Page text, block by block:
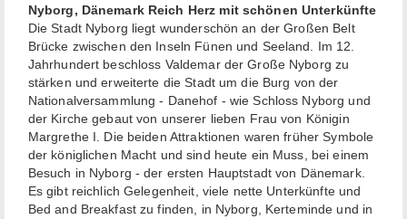
Nyborg, Dänemark Reich Herz mit schönen Unterkünfte
Die Stadt Nyborg liegt wunderschön an der Großen Belt
Brücke zwischen den Inseln Fünen und Seeland. Im 12.
Jahrhundert beschloss Valdemar der Große Nyborg zu
stärken und erweiterte die Stadt um die Burg von der
Nationalversammlung - Danehof - wie Schloss Nyborg und
der Kirche gebaut von unserer lieben Frau von Königin
Margrethe I. Die beiden Attraktionen waren früher Symbole
der königlichen Macht und sind heute ein Muss, bei einem
Besuch in Nyborg - der ersten Hauptstadt von Dänemark.
Es gibt reichlich Gelegenheit, viele nette Unterkünfte und
Bed and Breakfast zu finden, in Nyborg, Kerteminde und in